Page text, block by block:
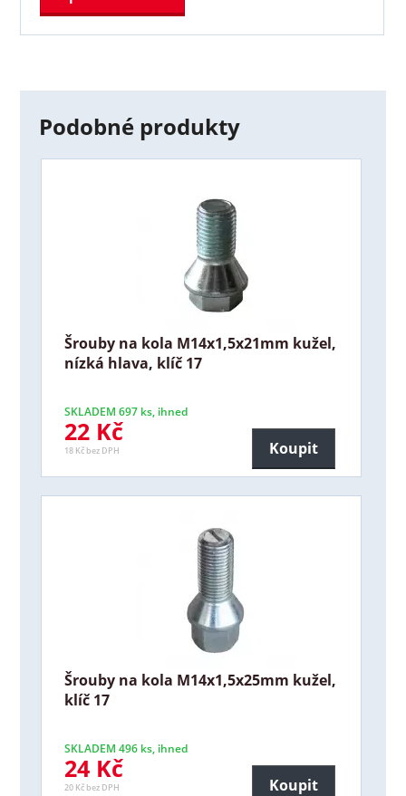
Podobné produkty
Šrouby na kola M14x1,5x21mm kužel,
nízká hlava, klíč 17
SKLADEM 697 ks, ihned
22 Kč
18 Kč bez DPH Koupit
Šrouby na kola M14x1,5x25mm kužel,
klíč 17
SKLADEM 496 ks, ihned
24 Kč
20 Kč bez DPH Koupit